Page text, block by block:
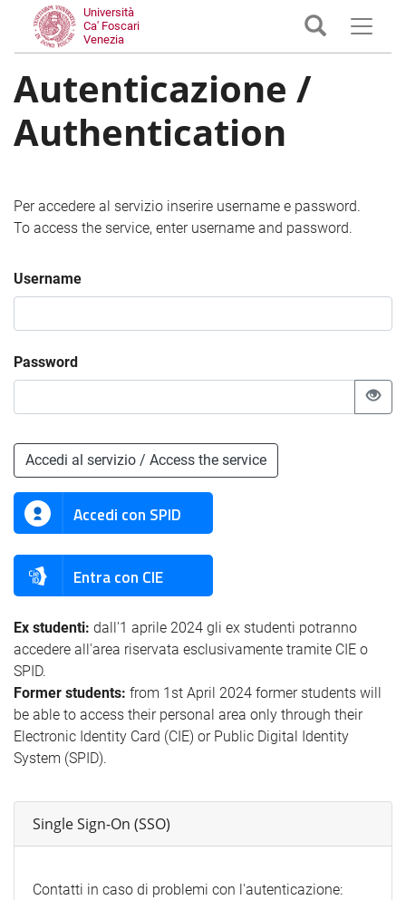
Università
Ca' Foscari
Venezia
Autenticazione /
Authentication
Per accedere al servizio inserire username e password.
To access the service, enter username and password.
Username
Password
Accedi al servizio / Access the service
Accedi con SPID
Entra con CIE
Ex studenti: dall'1 aprile 2024 gli ex studenti potranno
accedere all'area riservata esclusivamente tramite CIE o
SPID.
Former students: from 1st April 2024 former students will
be able to access their personal area only through their
Electronic Identity Card (CIE) or Public Digital Identity
System (SPID).
Single Sign-On (SSO)
Contatti in caso di problemi con l'autenticazione: